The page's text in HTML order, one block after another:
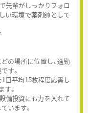
先輩がしっかりフォロ
い環境で薬剤師として
の場所に位置し、通勤
す。
日平均15枚程度応需し
す。
備投資にも力を入れて
います。